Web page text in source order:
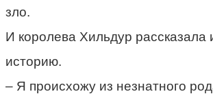
зло.
И королева Хильдур рассказала
историю.
– Я происхожу из незнатного